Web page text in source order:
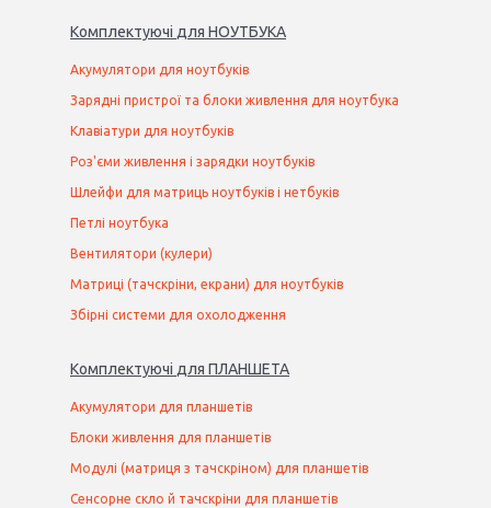
Комплектуючі для НОУТБУКА
Акумулятори для ноутбуків
Зарядні пристрої та блоки живлення для ноутбука
Клавіатури для ноутбуків
Роз'єми живлення і зарядки ноутбуків
Шлейфи для матриць ноутбуків і нетбуків
Петлі ноутбука
Вентилятори (кулери)
Матриці (тачскріни, екрани) для ноутбуків
Збірні системи для охолодження
Комплектуючі для ПЛАНШЕТА
Акумулятори для планшетів
Блоки живлення для планшетів
Модулі (матриця з тачскріном) для планшетів
Сенсорне скло й тачскріни для планшетів